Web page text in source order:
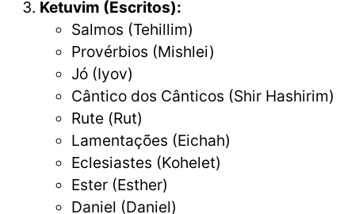
Ketuvim (Escritos):
Salmos (Tehillim)
Provérbios (Mishlei)
Jó (Iyov)
Cântico dos Cânticos (Shir Hashirim)
Rute (Rut)
Lamentações (Eichah)
Eclesiastes (Kohelet)
Ester (Esther)
Daniel (Daniel)